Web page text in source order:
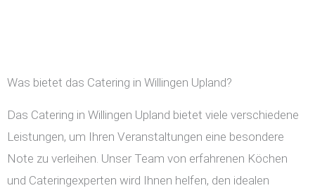
Was bietet das Catering in Willingen Upland?
Das Catering in Willingen Upland bietet viele verschiedene
Leistungen, um Ihren Veranstaltungen eine besondere
Note zu verleihen. Unser Team von erfahrenen Köchen
und Cateringexperten wird Ihnen helfen, den idealen